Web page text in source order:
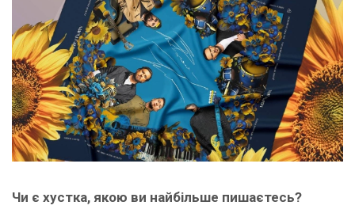
Чи є хустка, якою ви найбільше пишаєтесь?